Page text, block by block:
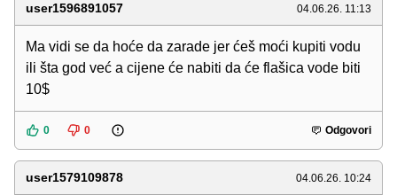
user1596891057 04.06.26. 11:13
Ma vidi se da hoće da zarade jer ćeš moći kupiti vodu
ili šta god već a cijene će nabiti da će flašica vode biti
10$
0 0 Odgovori
user1579109878 04.06.26. 10:24